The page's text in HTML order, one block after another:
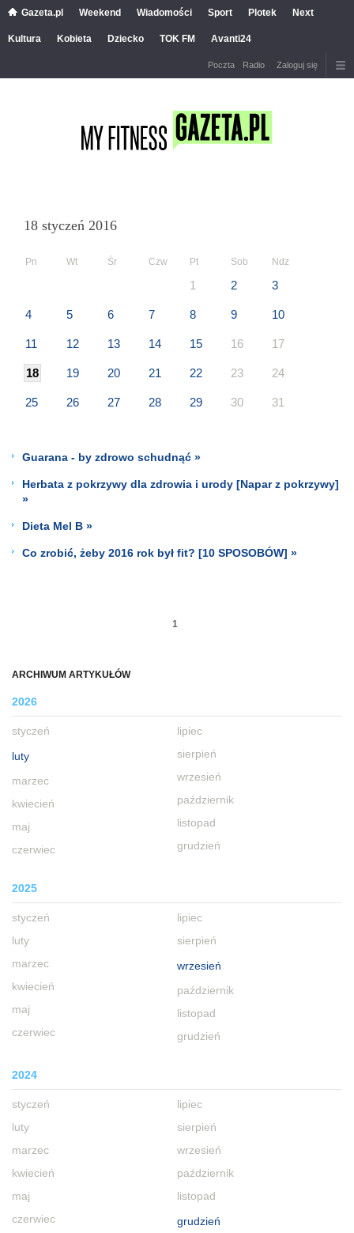
Gazeta.pl Weekend Wiadomości Sport Plotek Next
Kultura Kobieta Dziecko TOK FM Avanti24
Poczta Radio Zaloguj się
ARCHIWUM ARTYKUŁÓW
2026
styczeń
luty
marzec
kwiecień
maj
czerwiec
lipiec
sierpień
wrzesień
październik
listopad
grudzień
2025
styczeń
luty
marzec
kwiecień
maj
czerwiec
lipiec
sierpień
wrzesień
październik
listopad
grudzień
2024
styczeń
luty
marzec
kwiecień
maj
czerwiec
lipiec
sierpień
wrzesień
październik
listopad
grudzień
18 styczeń 2016
Pn Wt Śr Czw Pt Sob Ndz
1 2 3
4 5 6 7 8 9 10
11 12 13 14 15 16 17
18 19 20 21 22 23 24
25 26 27 28 29 30 31
Guarana - by zdrowo schudnąć »
Herbata z pokrzywy dla zdrowia i urody [Napar z pokrzywy]
»
Dieta Mel B »
Co zrobić, żeby 2016 rok był fit? [10 SPOSOBÓW] »
1